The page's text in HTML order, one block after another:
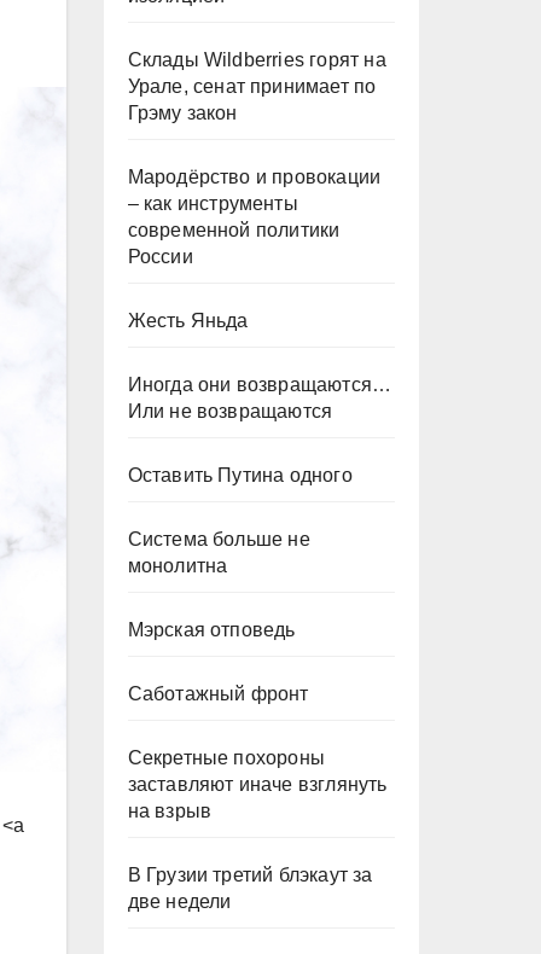
Склады Wildberries горят на
Урале, сенат принимает по
Грэму закон
Мародёрство и провокации
– как инструменты
современной политики
России
Жесть Яньда
Иногда они возвращаются…
Или не возвращаются
Оставить Путина одного
Система больше не
монолитна
Мэрская отповедь
Саботажный фронт
Секретные похороны
заставляют иначе взглянуть
на взрыв
В Грузии третий блэкаут за
две недели